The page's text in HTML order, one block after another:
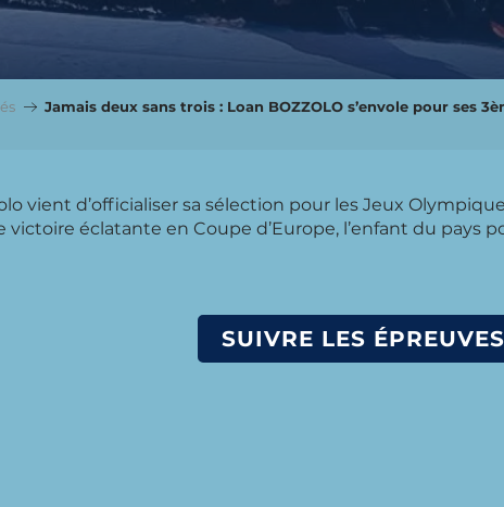
Jamais deux sans trois : Loan BOZZOLO s’envole pour ses
vient d’officialiser sa sélection pour les Jeux
éclatante en Coupe d’Europe, l’enfant du pays
SUIVRE LES